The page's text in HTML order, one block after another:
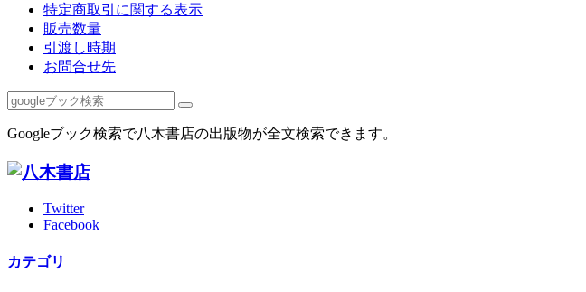
特定商取引に関する表示
販売数量
引渡し時期
お問合せ先
Googleブック検索で八木書店の出版物が全文検索できます。
Twitter
Facebook
カテゴリ